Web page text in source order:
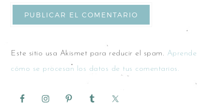
Este sitio usa Akismet para reducir el spam. Aprende
cómo se procesan los datos de tus comentarios.